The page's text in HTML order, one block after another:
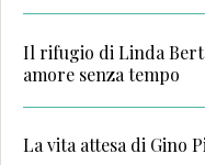
Il rifugio di Linda
amore senza tempo
La vita attesa di Gino